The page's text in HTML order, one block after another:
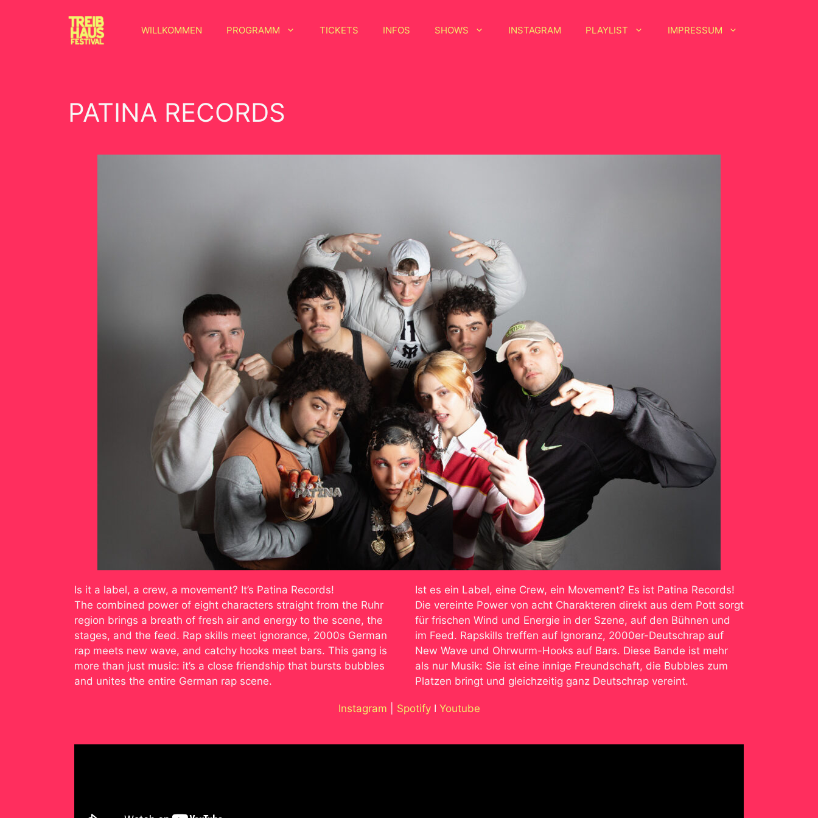
WILLKOMMEN PROGRAMM TICKETS INFOS SHOWS INSTAGRAM PLAYLIST IMPRESSUM
PATINA RECORDS
Is it a label, a crew, a movement? It’s Patina Records!
The combined power of eight characters straight from the Ruhr
region brings a breath of fresh air and energy to the scene, the
stages, and the feed. Rap skills meet ignorance, 2000s German
rap meets new wave, and catchy hooks meet bars. This gang is
more than just music: it’s a close friendship that bursts bubbles
and unites the entire German rap scene.
Ist es ein Label, eine Crew, ein Movement? Es ist Patina Records!
Die vereinte Power von acht Charakteren direkt aus dem Pott sorgt
für frischen Wind und Energie in der Szene, auf den Bühnen und
im Feed. Rapskills treffen auf Ignoranz, 2000er-Deutschrap auf
New Wave und Ohrwurm-Hooks auf Bars. Diese Bande ist mehr
als nur Musik: Sie ist eine innige Freundschaft, die Bubbles zum
Platzen bringt und gleichzeitig ganz Deutschrap vereint.
Instagram SpotifyI Youtube